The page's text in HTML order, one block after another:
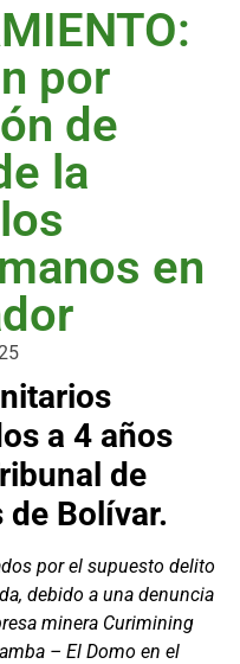
por
de
la
en
a 4 años
de
de Bolívar.
por el supuesto delito
debido a una denuncia
minera Curimining
– El Domo en el